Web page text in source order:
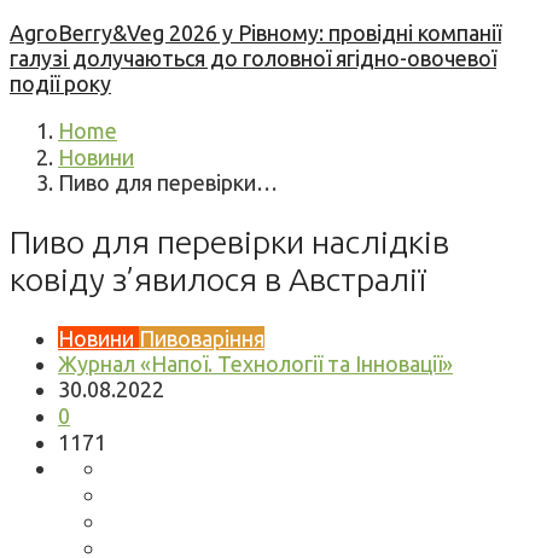
AgroBerry&Veg 2026 у Рівному: провідні компанії
галузі долучаються до головної ягідно-овочевої
події року
Home
Новини
Пиво для перевірки…
Пиво для перевірки наслідків
ковіду з’явилося в Австралії
Новини Пивоваріння
Журнал «Напої. Технології та Інновації»
30.08.2022
0
1171